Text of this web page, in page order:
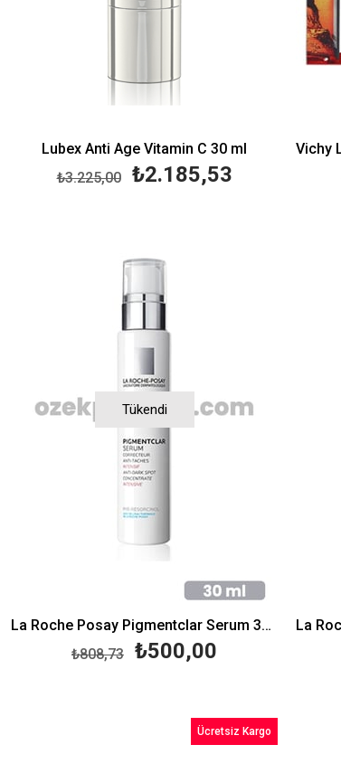
Lubex Anti Age Vitamin C 30 ml
₺2.185,53
₺3.225,00
Tükendi
La Roche Posay Pigmentclar Serum 30 ml
₺500,00
₺808,73
Ücretsiz Kargo